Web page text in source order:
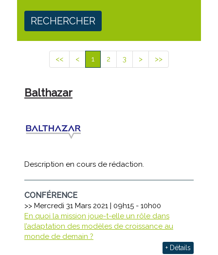
RECHERCHER
<< < 1 2 3 > >>
Balthazar
Description en cours de rédaction.
CONFÉRENCE
>> Mercredi 31 Mars 2021 | 09h15 - 10h00
En quoi la mission joue-t-elle un rôle dans
l’adaptation des modèles de croissance au
monde de demain ?
+ Détails